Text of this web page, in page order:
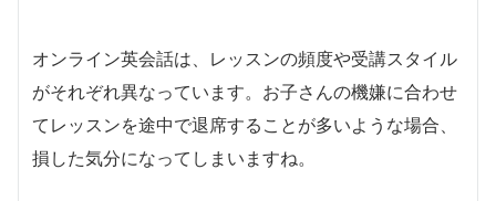
オンライン英会話は、レッスンの頻度や受講スタイル
がそれぞれ異なっています。お子さんの機嫌に合わせ
てレッスンを途中で退席することが多いような場合、
損した気分になってしまいますね。